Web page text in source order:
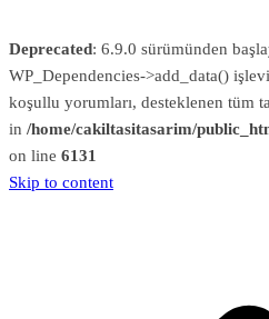
Deprecated: 6.9.0 sürümünden
WP_Dependencies->add_data() işlevi
koşullu yorumları, desteklenen tüm
in /home/cakiltasitasarim/
on line 6131
Skip to content